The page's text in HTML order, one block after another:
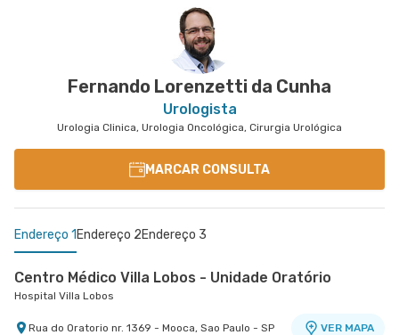
Hospital e Maternidade São Luiz Anália Franco
Rua Antonio Camardo nr. 856 - Tatuape, Sao
Fernando Lorenzetti da Cunha
Urologista
Urologia Clinica, Urologia Oncológica, Cirurgia Urológica
MARCAR CONSULTA
Endereço 1 Endereço 2Endereço 3
Centro Médico Villa Lobos - Unidade Oratório
Hospital Villa Lobos
Rua do Oratorio nr. 1369 - Mooca, Sao Paulo - SP VER MAPA